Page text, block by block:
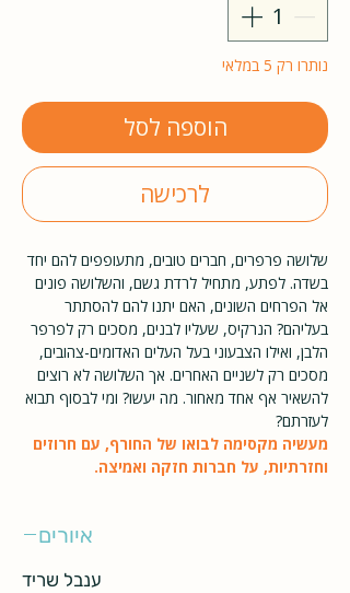
נותרו רק 5 במלאי
הוספה לסל
לרכישה
שלושה פרפרים, חברים טובים, מתעופפים להם יחד
בשדה. לפתע, מתחיל לרדת גשם, והשלושה פונים
אל הפרחים השונים, האם יתנו להם להסתתר
בעליהם? הנרקיס, שעליו לבנים, מסכים רק לפרפר
הלבן, ואילו הצבעוני בעל העלים האדומים-צהובים,
מסכים רק לשניים האחרים. אך השלושה לא רוצים
להשאיר אף אחד מאחור. מה יעשו? ומי לבסוף תבוא
לעזרתם?
מעשיה מקסימה לבואו של החורף, עם חרוזים
וחזרתיות, על חברות חזקה ואמיצה.
איורים
ענבל שריד